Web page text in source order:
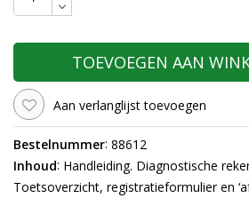
TOEVOEGEN AAN
Aan verlanglijst toevoegen
Bestelnummer: 88612
Inhoud: Handleiding. Diagnostische
Toetsoverzicht, registratieformulier en